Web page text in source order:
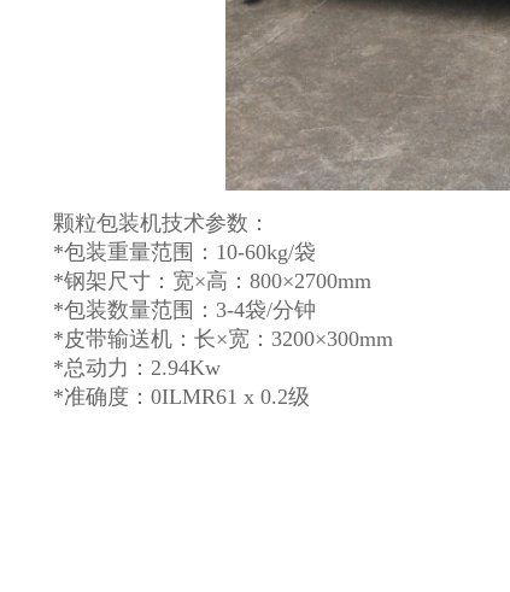
颗粒包装机技术参数：
*包装重量范围：10-60kg/袋
*钢架尺寸：宽×高：800×2700mm
*包装数量范围：3-4袋/分钟
*皮带输送机：长×宽：3200×300mm
*总动力：2.94Kw
*准确度：0ILMR61 x 0.2级